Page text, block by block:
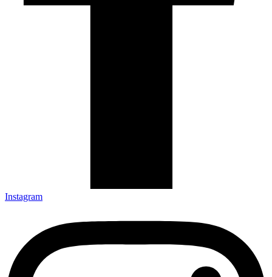
Instagram